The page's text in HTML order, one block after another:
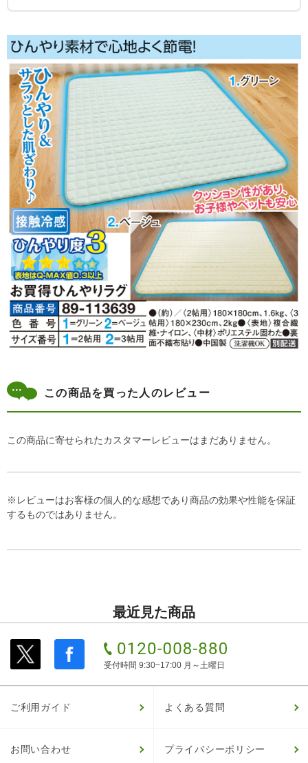
この商品を買った人のレビュー
この商品に寄せられたカスタマーレビューはまだありません。
※レビューはお客様の個人的な感想であり商品の効果や性能を保証
するものではありません。
最近見た商品
受付時間 9:30~17:00 月～土曜日
ご利用ガイド よくある質問
お問い合わせ プライバシーポリシー